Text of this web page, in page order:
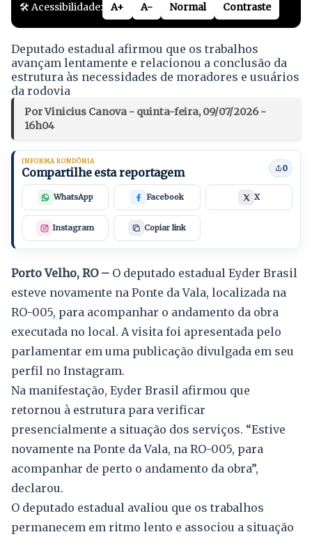
🛠️ Acessibilidade: A+ A- Normal Contraste
Deputado estadual afirmou que os trabalhos
avançam lentamente e relacionou a conclusão da
estrutura às necessidades de moradores e usuários
da rodovia
Por Vinicius Canova - quinta-feira, 09/07/2026 -
16h04
INFORMA RONDÔNIA
Compartilhe esta reportagem 0
WhatsApp Facebook X
Instagram Copiar link
Porto Velho, RO – O deputado estadual Eyder Brasil
esteve novamente na Ponte da Vala, localizada na
RO-005, para acompanhar o andamento da obra
executada no local. A visita foi apresentada pelo
parlamentar em uma publicação divulgada em seu
perfil no Instagram.
Na manifestação, Eyder Brasil afirmou que
retornou à estrutura para verificar
presencialmente a situação dos serviços. “Estive
novamente na Ponte da Vala, na RO-005, para
acompanhar de perto o andamento da obra”,
declarou.
O deputado estadual avaliou que os trabalhos
permanecem em ritmo lento e associou a situação